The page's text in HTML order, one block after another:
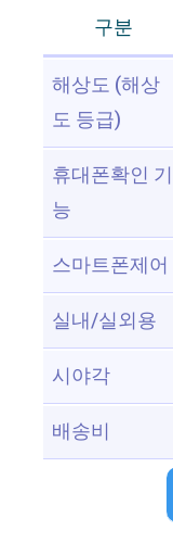
구분
해상도 (해상
도 등급)
휴대폰확인 기
능
스마트폰제어
실내/실외용
시야각
배송비